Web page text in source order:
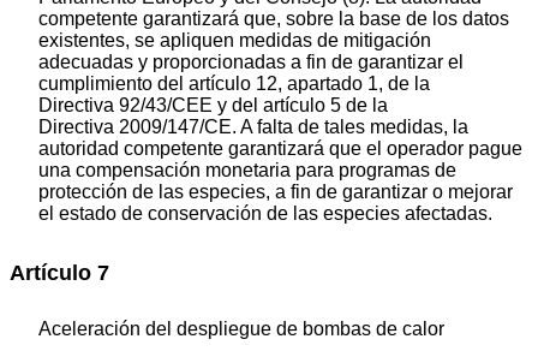
competente garantizará que, sobre la base de los datos
existentes, se apliquen medidas de mitigación
adecuadas y proporcionadas a fin de garantizar el
cumplimiento del artículo 12, apartado 1, de la
Directiva 92/43/CEE y del artículo 5 de la
Directiva 2009/147/CE. A falta de tales medidas, la
autoridad competente garantizará que el operador pague
una compensación monetaria para programas de
protección de las especies, a fin de garantizar o mejorar
el estado de conservación de las especies afectadas.
Artículo 7
Aceleración del despliegue de bombas de calor